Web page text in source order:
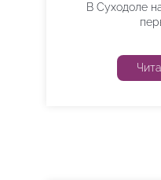
В Суходоле